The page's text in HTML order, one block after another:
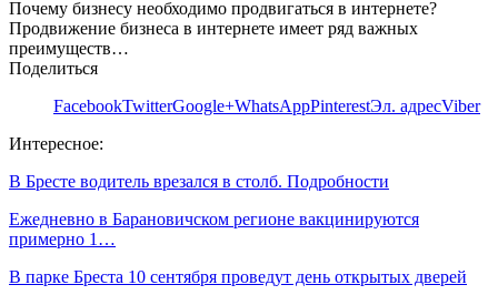
Почему бизнесу необходимо продвигаться в интернете?
Продвижение бизнеса в интернете имеет ряд важных
преимуществ…
Поделиться
FacebookTwitterGoogle+WhatsAppPinterestЭл. адресViber
Интересное:
В Бресте водитель врезался в столб. Подробности
Ежедневно в Барановичском регионе вакцинируются
примерно 1…
В парке Бреста 10 сентября проведут день открытых дверей